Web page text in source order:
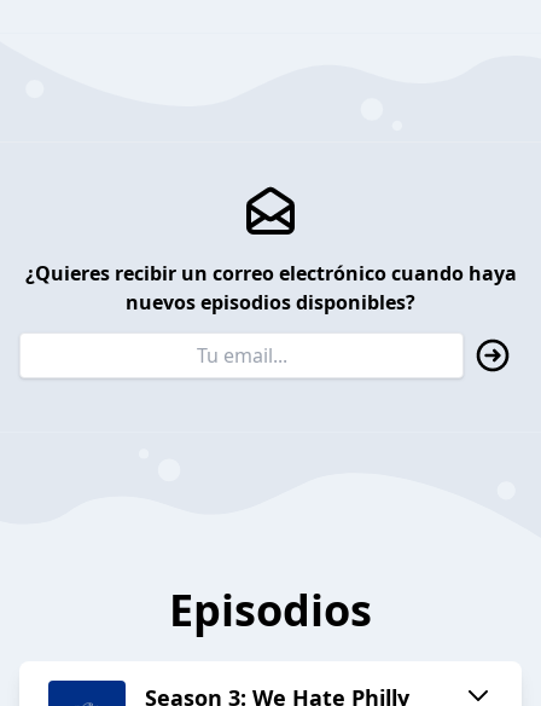
¿Quieres recibir un correo electrónico cuando haya
nuevos episodios disponibles?
Episodios
Season 3: We Hate Philly